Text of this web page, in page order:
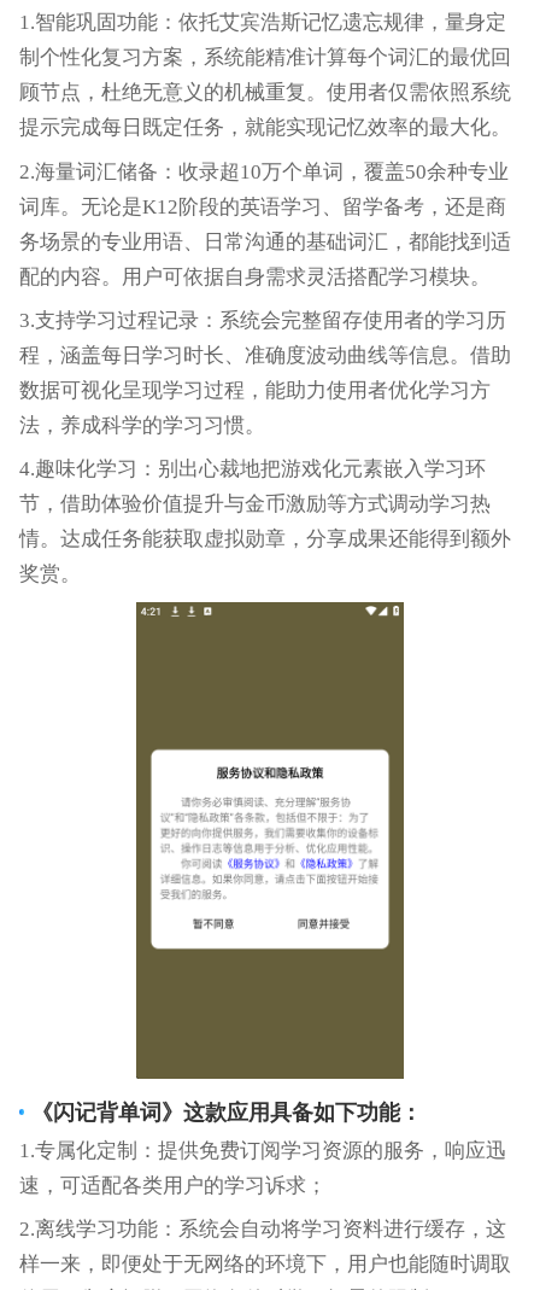
1.智能巩固功能：依托艾宾浩斯记忆遗忘规律，量身定
制个性化复习方案，系统能精准计算每个词汇的最优回
顾节点，杜绝无意义的机械重复。使用者仅需依照系统
提示完成每日既定任务，就能实现记忆效率的最大化。
2.海量词汇储备：收录超10万个单词，覆盖50余种专业
词库。无论是K12阶段的英语学习、留学备考，还是商
务场景的专业用语、日常沟通的基础词汇，都能找到适
配的内容。用户可依据自身需求灵活搭配学习模块。
3.支持学习过程记录：系统会完整留存使用者的学习历
程，涵盖每日学习时长、准确度波动曲线等信息。借助
数据可视化呈现学习过程，能助力使用者优化学习方
法，养成科学的学习习惯。
4.趣味化学习：别出心裁地把游戏化元素嵌入学习环
节，借助体验价值提升与金币激励等方式调动学习热
情。达成任务能获取虚拟勋章，分享成果还能得到额外
奖赏。
《闪记背单词 》这款应用具备如下功能：
1.专属化定制：提供免费订阅学习资源的服务，响应迅
速，可适配各类用户的学习诉求；
2.离线学习功能：系统会自动将学习资料进行缓存，这
样一来，即便处于无网络的环境下，用户也能随时调取